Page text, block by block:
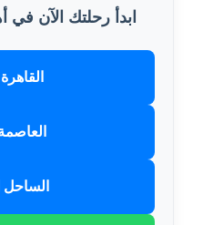
ابدأ رحلتك الآن في